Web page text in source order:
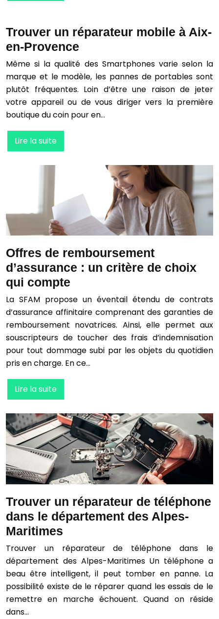
Trouver un réparateur mobile à Aix-
en-Provence
Même si la qualité des Smartphones varie selon la
marque et le modèle, les pannes de portables sont
plutôt fréquentes. Loin d’être une raison de jeter
votre appareil ou de vous diriger vers la première
boutique du coin pour en…
Lire la suite
Offres de remboursement
d’assurance : un critère de choix
qui compte
La SFAM propose un éventail étendu de contrats
d’assurance affinitaire comprenant des garanties de
remboursement novatrices. Ainsi, elle permet aux
souscripteurs de toucher des frais d’indemnisation
pour tout dommage subi par les objets du quotidien
pris en charge. En ce…
Lire la suite
Trouver un réparateur de téléphone
dans le département des Alpes-
Maritimes
Trouver un réparateur de téléphone dans le
département des Alpes-Maritimes Un téléphone a
beau être intelligent, il peut tomber en panne. La
possibilité existe de le réparer quand les essais de le
remettre en marche échouent. Quand on réside
dans…